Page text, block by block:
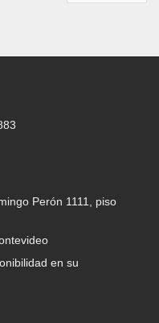
Perón 1111, piso
en su